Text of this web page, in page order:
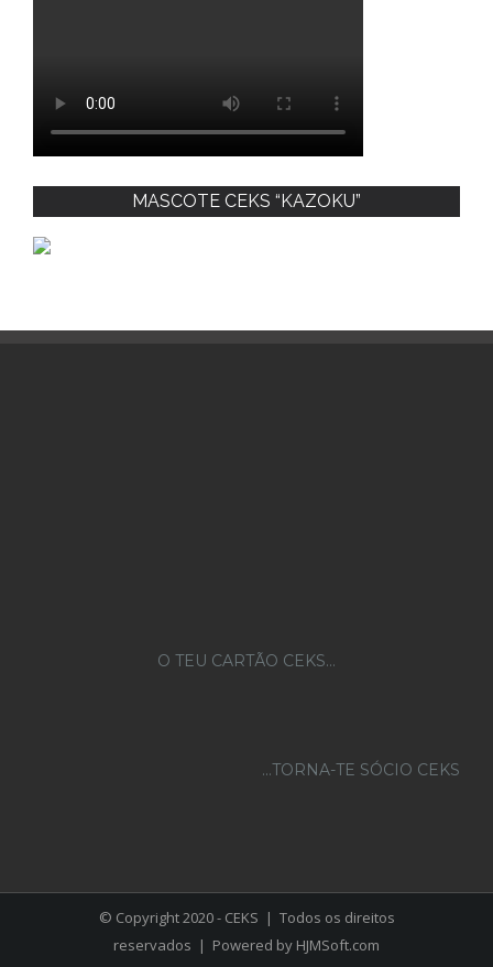
MASCOTE CEKS “KAZOKU”
O TEU CARTÃO CEKS…
...TORNA-TE SÓCIO CEKS
© Copyright 2020 - CEKS | Todos os direitos
reservados | Powered by HJMSoft.com